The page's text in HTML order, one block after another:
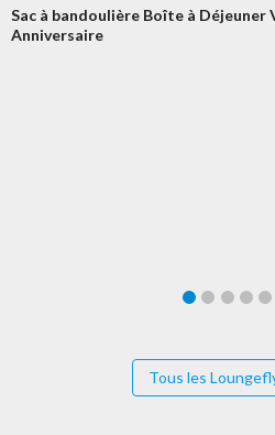
Sac à bandoulière Boîte à Déjeuner
Anniversaire
Tous les